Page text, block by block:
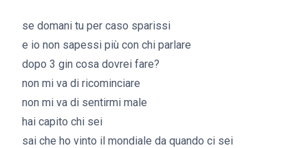
se domani tu per caso sparissi
e io non sapessi più con chi parlare
dopo 3 gin cosa dovrei fare?
non mi va di ricominciare
non mi va di sentirmi male
hai capito chi sei
sai che ho vinto il mondiale da quando ci sei